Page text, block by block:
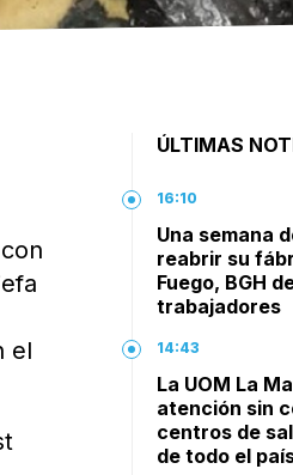
el
ÚLTIMAS
16:10
Una semana
reabrir su
Fuego, BGH
trabajadores
14:43
La UOM La
atención sin
centros de
de todo el